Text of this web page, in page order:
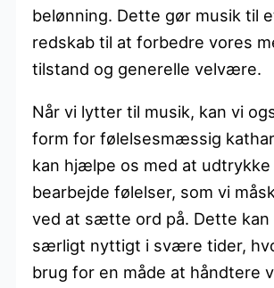
belønning. Dette gør musik til
redskab til at forbedre vores
tilstand og generelle velvære.
Når vi lytter til musik, kan vi
form for følelsesmæssig
kan hjælpe os med at udtrykke
bearbejde følelser, som vi
ved at sætte ord på. Dette
særligt nyttigt i svære tider,
brug for en måde at håndtere